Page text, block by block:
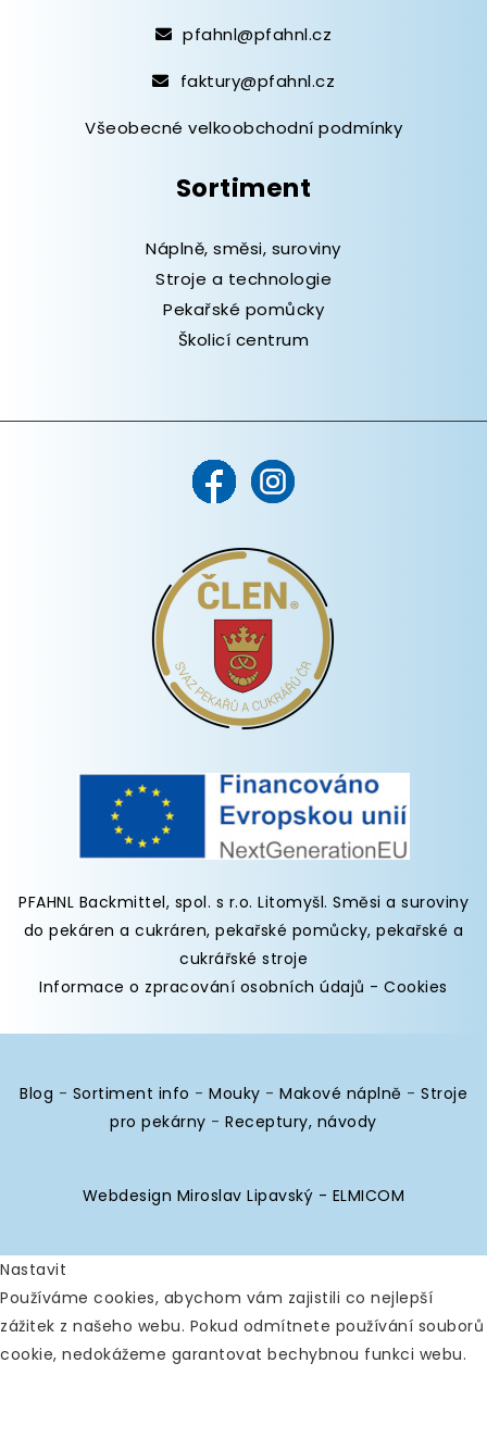
pfahnl@pfahnl.cz
faktury@pfahnl.cz
Všeobecné velkoobchodní podmínky
Sortiment
Náplně, směsi, suroviny
Stroje a technologie
Pekařské pomůcky
Školicí centrum
PFAHNL Backmittel, spol. s r.o. Litomyšl. Směsi a suroviny
do pekáren a cukráren,pekařské pomůcky,pekařské a
cukrářské stroje
Informace o zpracování osobních údajů -Cookies
Blog - Sortiment info - Mouky - Makové náplně - Stroje
pro pekárny -Receptury, návody
Webdesign Miroslav Lipavský - ELMICOM
Nastavit
Používáme cookies, abychom vám zajistili co nejlepší
zážitek z našeho webu. Pokud odmítnete používání souborů
cookie, nedokážeme garantovat bechybnou funkci webu.